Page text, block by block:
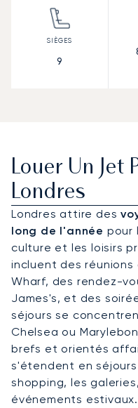
9
Louer Un Jet
Londres
Londres attire des
long de l'année pour
culture et les loisirs
incluent des
Wharf, des rendez-
James's, et des
séjours se
Chelsea ou
brefs et orientés
s'étendent en
shopping, les
événements